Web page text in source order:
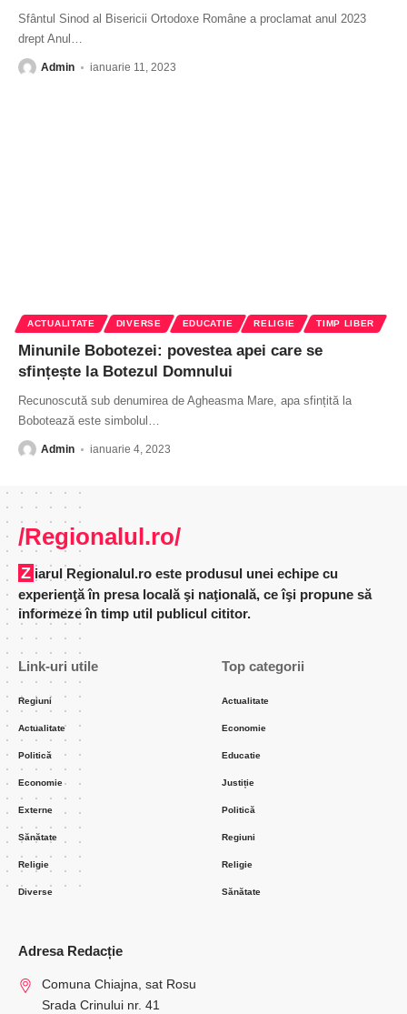
Sfântul Sinod al Bisericii Ortodoxe Române a proclamat anul 2023
drept Anul …
Admin ianuarie 11, 2023
ACTUALITATE DIVERSE EDUCATIE RELIGIE TIMP LIBER
Minunile Bobotezei: povestea apei care se
sfințește la Botezul Domnului
Recunoscută sub denumirea de Agheasma Mare, apa sfințită la
Bobotează este simbolul …
Admin ianuarie 4, 2023
/Regionalul.ro/
Ziarul Regionalul.ro este produsul unei echipe cu
experienţă în presa locală şi naţională, ce îşi propune să
informeze în timp util publicul cititor.
Link-uri utile
Regiuni
Actualitate
Politică
Economie
Externe
Sănătate
Religie
Diverse
Top categorii
Actualitate
Economie
Educatie
Justiție
Politică
Regiuni
Religie
Sănătate
Adresa Redacție
Comuna Chiajna, sat Rosu
Srada Crinului nr. 41